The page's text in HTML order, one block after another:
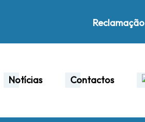
Reclamação
Notícias Contactos